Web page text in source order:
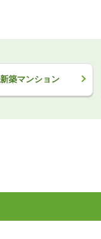
新築マンション